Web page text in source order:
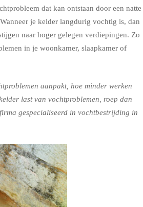
dat kan ontstaan door een natte
je kelder langdurig vochtig is, dan
naar hoger gelegen verdiepingen. Zo
in je woonkamer, slaapkamer of
aanpakt, hoe minder werken
last van vochtproblemen, roep dan
gespecialiseerd in vochtbestrijding in